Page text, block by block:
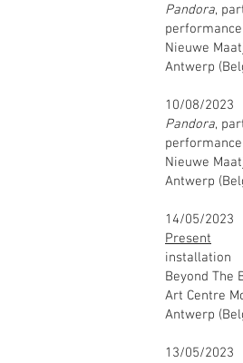
Pandora,
performance
Nieuwe
Antwerp
10/08/2023
Pandora,
performance
Nieuwe
Antwerp
14/05/2023
Present
installation
Beyond The
Art Centre
Antwerp
13/05/2023